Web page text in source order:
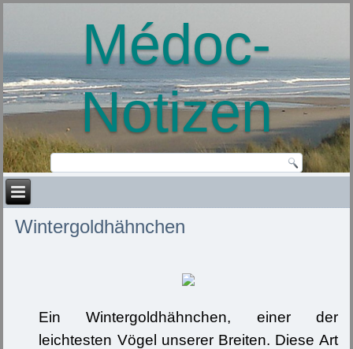
Médoc-
Notizen
Wintergoldhähnchen
Ein Wintergoldhähnchen, einer der
leichtesten Vögel unserer Breiten. Diese Art